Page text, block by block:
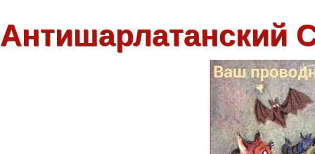
Антишарлатанский